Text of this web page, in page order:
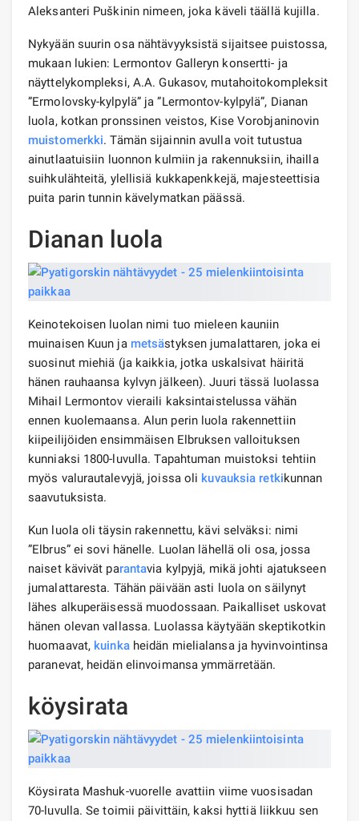
Aleksanteri Puškinin nimeen, joka käveli täällä kujilla.
Nykyään suurin osa nähtävyyksistä sijaitsee puistossa,
mukaan lukien: Lermontov Galleryn konsertti- ja
näyttelykompleksi, A.A. Gukasov, mutahoitokompleksit
”Ermolovsky-kylpylä” ja ”Lermontov-kylpylä”, Dianan
luola, kotkan pronssinen veistos, Kise Vorobjaninovin
muistomerkki. Tämän sijainnin avulla voit tutustua
ainutlaatuisiin luonnon kulmiin ja rakennuksiin, ihailla
suihkulähteitä, ylellisiä kukkapenkkejä, majesteettisia
puita parin tunnin kävelymatkan päässä.
Dianan luola
Keinotekoisen luolan nimi tuo mieleen kauniin
muinaisen Kuun ja metsästyksen jumalattaren, joka ei
suosinut miehiä (ja kaikkia, jotka uskalsivat häiritä
hänen rauhaansa kylvyn jälkeen). Juuri tässä luolassa
Mihail Lermontov vieraili kaksintaistelussa vähän
ennen kuolemaansa. Alun perin luola rakennettiin
kiipeilijöiden ensimmäisen Elbruksen valloituksen
kunniaksi 1800-luvulla. Tapahtuman muistoksi tehtiin
myös valurautalevyjä, joissa oli kuvauksia retkikunnan
saavutuksista.
Kun luola oli täysin rakennettu, kävi selväksi: nimi
”Elbrus” ei sovi hänelle. Luolan lähellä oli osa, jossa
naiset kävivät parantavia kylpyjä, mikä johti ajatukseen
jumalattaresta. Tähän päivään asti luola on säilynyt
lähes alkuperäisessä muodossaan. Paikalliset uskovat
hänen olevan vallassa. Luolassa käytyään skeptikotkin
huomaavat, kuinkaheidän mielialansa ja hyvinvointinsa
paranevat, heidän elinvoimansa ymmärretään.
köysirata
Köysirata Mashuk-vuorelle avattiin viime vuosisadan
70-luvulla. Se toimii päivittäin, kaksi hyttiä liikkuu sen